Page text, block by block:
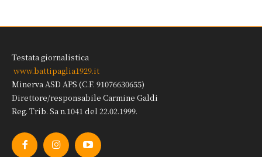
Testata giornalistica
www.battipaglia1929.it
Minerva ASD APS (C.F. 91076630655)
Direttore/responsabile Carmine Galdi
Reg. Trib. Sa n.1041 del 22.02.1999.